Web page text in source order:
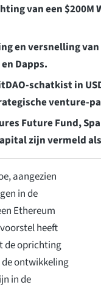
van een $200M
en versnelling van
Dapps.
schatkist in
venture-
Future Fund,
zijn vermeld
aangezien
in de
Ethereum
heeft
de oprichting
de ontwikkeling
in de